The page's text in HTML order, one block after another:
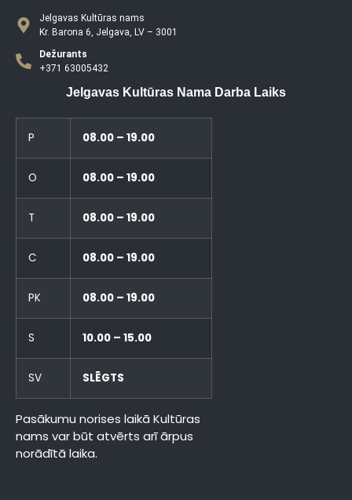
Jelgavas Kultūras nams
Kr. Barona 6, Jelgava, LV – 3001
Dežurants
+371 63005432
Jelgavas Kultūras Nama Darba Laiks
P 08.00 – 19.00
O 08.00 – 19.00
T 08.00 – 19.00
C 08.00 – 19.00
PK 08.00 – 19.00
S 10.00 – 15.00
SV SLĒGTS
Pasākumu norises laikā Kultūras
nams var būt atvērts arī ārpus
norādītā laika.